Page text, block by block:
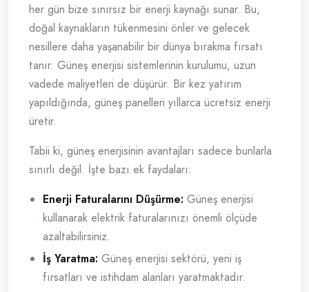
her gün bize sınırsız bir enerji kaynağı sunar. Bu,
doğal kaynakların tükenmesini önler ve gelecek
nesillere daha yaşanabilir bir dünya bırakma fırsatı
tanır. Güneş enerjisi sistemlerinin kurulumu, uzun
vadede maliyetleri de düşürür. Bir kez yatırım
yapıldığında, güneş panelleri yıllarca ücretsiz enerji
üretir.
Tabii ki, güneş enerjisinin avantajları sadece bunlarla
sınırlı değil. İşte bazı ek faydaları:
Enerji Faturalarını Düşürme: Güneş enerjisi
kullanarak elektrik faturalarınızı önemli ölçüde
azaltabilirsiniz.
İş Yaratma: Güneş enerjisi sektörü, yeni iş
fırsatları ve istihdam alanları yaratmaktadır.